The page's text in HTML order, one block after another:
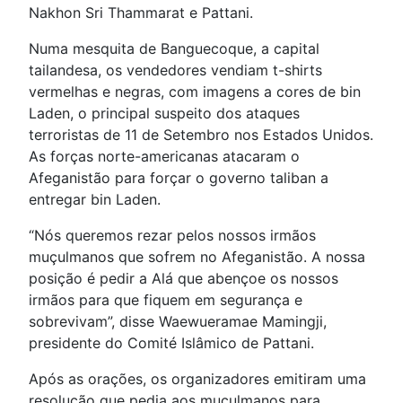
Nakhon Sri Thammarat e Pattani.
Numa mesquita de Banguecoque, a capital
tailandesa, os vendedores vendiam t-shirts
vermelhas e negras, com imagens a cores de bin
Laden, o principal suspeito dos ataques
terroristas de 11 de Setembro nos Estados Unidos.
As forças norte-americanas atacaram o
Afeganistão para forçar o governo taliban a
entregar bin Laden.
“Nós queremos rezar pelos nossos irmãos
muçulmanos que sofrem no Afeganistão. A nossa
posição é pedir a Alá que abençoe os nossos
irmãos para que fiquem em segurança e
sobrevivam”, disse Waewueramae Mamingji,
presidente do Comité Islâmico de Pattani.
Após as orações, os organizadores emitiram uma